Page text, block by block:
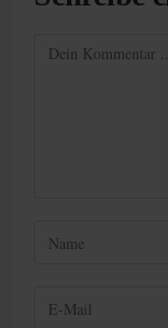
Kommentieren
Gib
oder
Gib